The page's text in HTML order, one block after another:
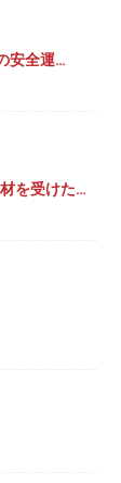
安全運…
を受けた…